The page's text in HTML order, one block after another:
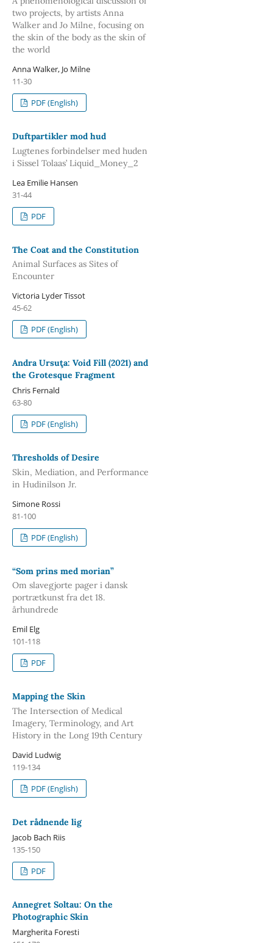
two projects, by artists Anna
Walker and Jo Milne, focusing on
the skin of the body as the skin of
the world
Anna Walker, Jo Milne
11-30
PDF (English)
Duftpartikler mod hud
Lugtenes forbindelser med huden
i Sissel Tolaas’ Liquid_Money_2
Lea Emilie Hansen
31-44
PDF
The Coat and the Constitution
Animal Surfaces as Sites of
Encounter
Victoria Lyder Tissot
45-62
PDF (English)
Andra Ursuţa: Void Fill (2021) and
the Grotesque Fragment
Chris Fernald
63-80
PDF (English)
Thresholds of Desire
Skin, Mediation, and Performance
in Hudinilson Jr.
Simone Rossi
81-100
PDF (English)
“Som prins med morian”
Om slavegjorte pager i dansk
portrætkunst fra det 18.
århundrede
Emil Elg
101-118
PDF
Mapping the Skin
The Intersection of Medical
Imagery, Terminology, and Art
History in the Long 19th Century
David Ludwig
119-134
PDF (English)
Det rådnende lig
Jacob Bach Riis
135-150
PDF
Annegret Soltau: On the
Photographic Skin
Margherita Foresti